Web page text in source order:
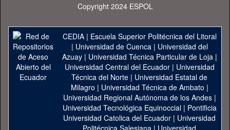
Copyright 2024 ESPOL
CEDIA| Escuela Superior Politécnica del Litoral
| Universidad de Cuenca| Universidad del
Azuay| Universidad Técnica Particular de Loja|
Universidad Central del Ecuador| Universidad
Técnica del Norte | Universidad Estatal de
Milagro | Universidad Técnica de Ambato |
Universidad Regional Autónoma de los Andes|
Universidad Tecnológica Equinoccial| Pontificia
Universidad Catolica del Ecuador | Universidad
Politécnica Salesiana | Universidad